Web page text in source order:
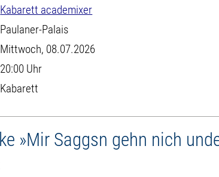
Kabarett academixer
Paulaner-Palais
Mittwoch, 08.07.2026
20:00 Uhr
Kabarett
»Mir Saggsn gehn nich